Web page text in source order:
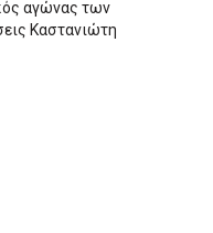
αγώνας των
Καστανιώτη